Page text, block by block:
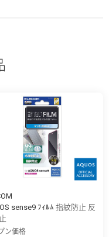
sense9 ﾌｨﾙﾑ 指紋防止 反
ン価格